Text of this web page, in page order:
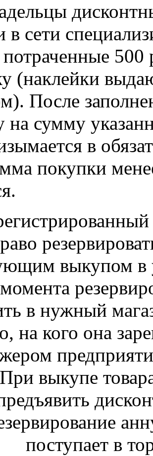
в сети
500
(наклейки
После
на сумму
в
покупки
выкупом в
в нужный
на кого она
выкупе
в